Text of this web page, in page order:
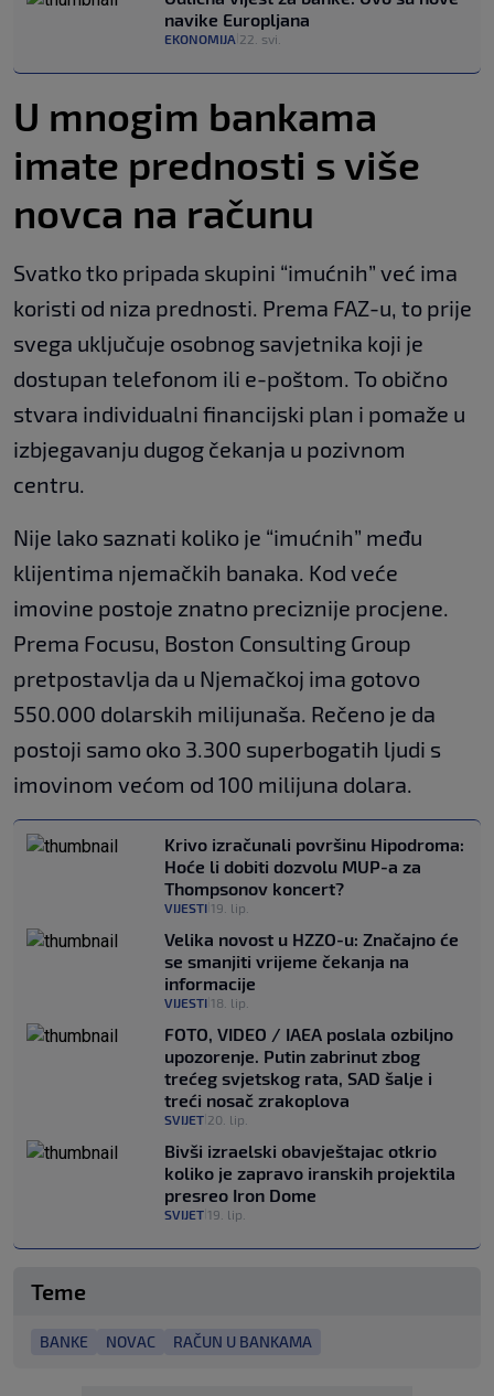
navike Europljana
EKONOMIJA 22. svi.
U mnogim bankama
imate prednosti s više
novca na računu
Svatko tko pripada skupini “imućnih” već ima
koristi od niza prednosti. Prema FAZ-u, to prije
svega uključuje osobnog savjetnika koji je
dostupan telefonom ili e-poštom. To obično
stvara individualni financijski plan i pomaže u
izbjegavanju dugog čekanja u pozivnom
centru.
Nije lako saznati koliko je “imućnih” među
klijentima njemačkih banaka. Kod veće
imovine postoje znatno preciznije procjene.
Prema Focusu, Boston Consulting Group
pretpostavlja da u Njemačkoj ima gotovo
550.000 dolarskih milijunaša. Rečeno je da
postoji samo oko 3.300 superbogatih ljudi s
imovinom većom od 100 milijuna dolara.
Krivo izračunali površinu Hipodroma:
Hoće li dobiti dozvolu MUP-a za
Thompsonov koncert?
VIJESTI 19. lip.
Velika novost u HZZO-u: Značajno će
se smanjiti vrijeme čekanja na
informacije
VIJESTI 18. lip.
FOTO, VIDEO / IAEA poslala ozbiljno
upozorenje. Putin zabrinut zbog
trećeg svjetskog rata, SAD šalje i
treći nosač zrakoplova
SVIJET 20. lip.
Bivši izraelski obavještajac otkrio
koliko je zapravo iranskih projektila
presreo Iron Dome
SVIJET 19. lip.
Teme
BANKE NOVAC RAČUN U BANKAMA